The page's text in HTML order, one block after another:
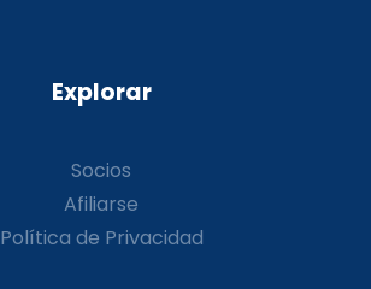
Explorar
Socios
Afiliarse
Política de Privacidad